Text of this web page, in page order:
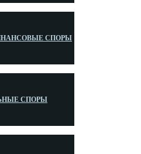
СПОРЫ
СПОРЫ